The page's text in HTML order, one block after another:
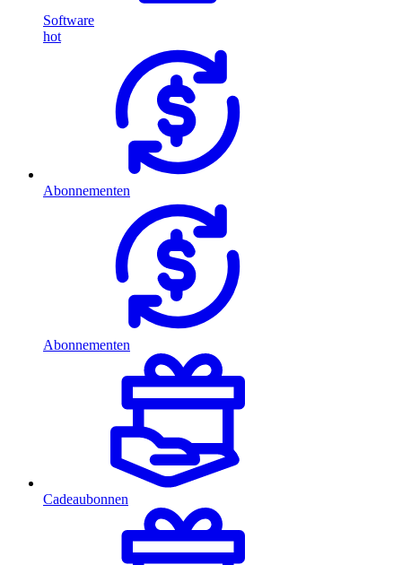
Software
hot
Abonnementen
Abonnementen
Cadeaubonnen